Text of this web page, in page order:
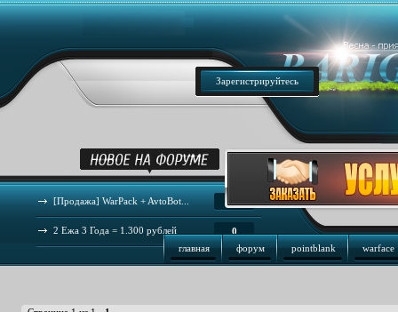
Зарегистрируйтесь
44
[Продажа] WarPack + AvtoBot...
0
2 Ежа 3 Года = 1.300 рублей
главная
форум pointblank warface